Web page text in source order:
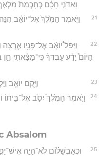
וַאדֹנִ֣י חָכָ֗ם כְּחָכְמַת֙
21
וַיֹּ֤אמֶר הַמֶּ֙לֶךְ֙ אֶל־יוֹאָ֔ב
22
וַיִּפֹּל֩ יוֹאָ֨ב אֶל־פָּנָ֥יו
הַיּוֹם֩ יָדַ֨ע עַבְדְּךָ֜ כִּי־מָצָ֨אתִי
23 וַיָּ֥קָם יוֹאָ֖ב
24
וַיֹּ֤אמֶר הַמֶּ֙לֶךְ֙ יִסֹּ֣ב אֶל־בֵּית֔וֹ
Absalom
25
וּכְאַבְשָׁל֗וֹם לֹא־הָיָ֧ה